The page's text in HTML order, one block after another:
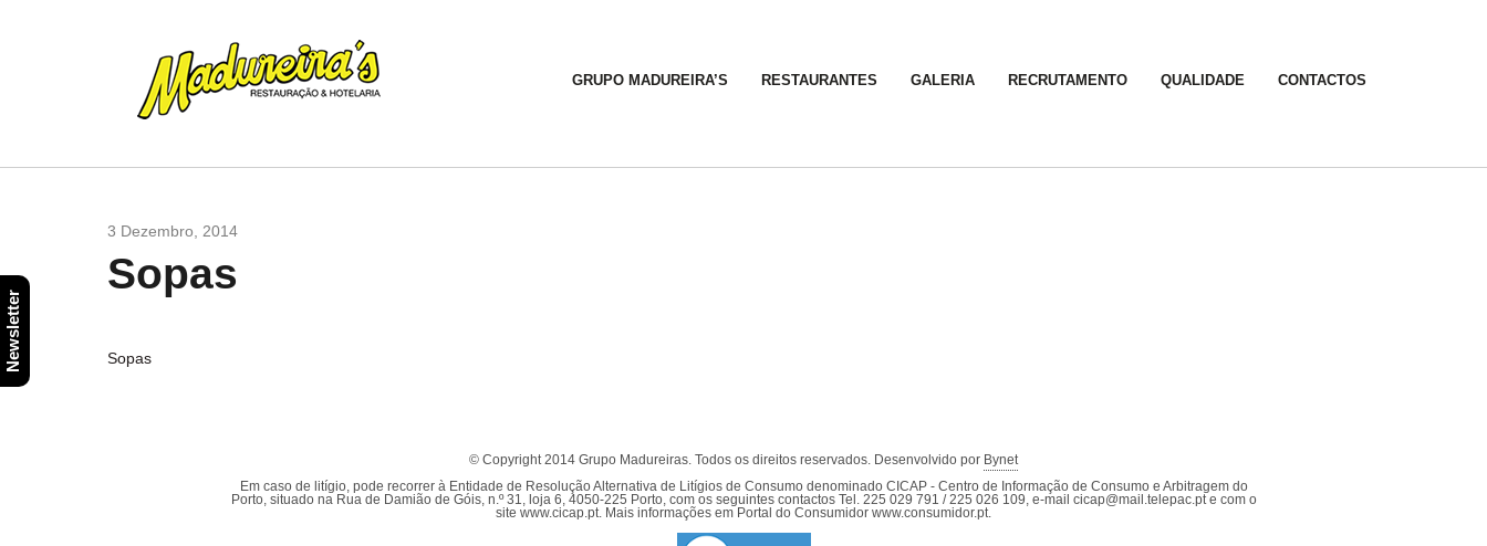
GRUPO MADUREIRA’S RESTAURANTES GALERIA RECRUTAMENTO QUALIDADE CONTACTOS
3 Dezembro, 2014
Sopas
Sopas
© Copyright 2014 Grupo Madureiras. Todos os direitos reservados. Desenvolvido por Bynet
Em caso de litígio, pode recorrer à Entidade de Resolução Alternativa de Litígios de Consumo denominado CICAP - Centro de Informação de Consumo e Arbitragem do
Porto, situado na Rua de Damião de Góis, n.º 31, loja 6, 4050-225 Porto, com os seguintes contactos Tel. 225 029 791 / 225 026 109, e-mail cicap@mail.telepac.pt e com o
site www.cicap.pt. Mais informações em Portal do Consumidor www.consumidor.pt.
Newsletter